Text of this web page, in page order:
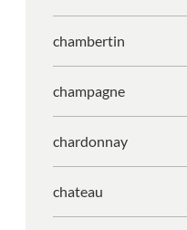
chambertin
champagne
chardonnay
chateau